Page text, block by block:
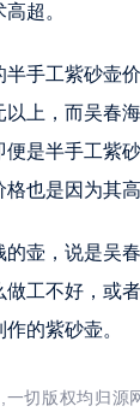
超。
手工紫砂壶
上，而吴春
是半手工紫
也是因为其高
壶，说是吴
工不好，或
的紫砂壶。
切版权均归源